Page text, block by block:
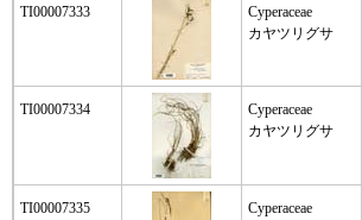
TI00007333
Cyperaceae
カヤツリグサ
TI00007334
Cyperaceae
カヤツリグサ
TI00007335
Cyperaceae